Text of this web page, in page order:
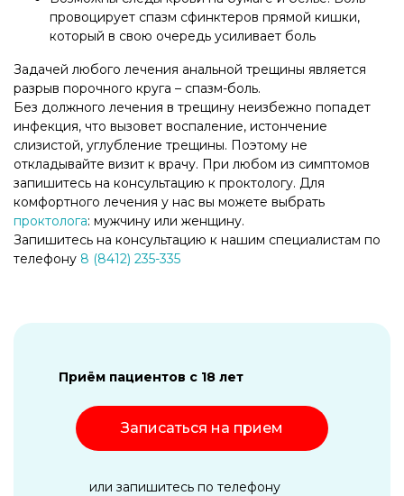
провоцирует спазм сфинктеров прямой кишки,
который в свою очередь усиливает боль
Задачей любого лечения анальной трещины является
разрыв порочного круга – спазм-боль.
Без должного лечения в трещину неизбежно попадет
инфекция, что вызовет воспаление, истончение
слизистой, углубление трещины. Поэтому не
откладывайте визит к врачу. При любом из симптомов
запишитесь на консультацию к проктологу. Для
комфортного лечения у нас вы можете выбрать
проктолога: мужчину или женщину.
Запишитесь на консультацию к нашим специалистам по
телефону 8 (8412) 235-335
Приём пациентов с 18 лет
Записаться на прием
или запишитесь по телефону